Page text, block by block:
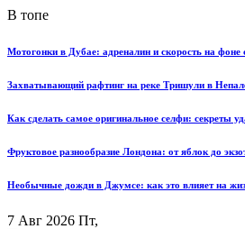
В топе
Мотогонки в Дубае: адреналин и скорость на фоне
Захватывающий рафтинг на реке Тришули в
Как сделать самое оригинальное селфи: секреты
Фруктовое разнообразие Лондона: от яблок до
Необычные дожди в Джумсе: как это влияет на
7 Авг 2026 Пт,